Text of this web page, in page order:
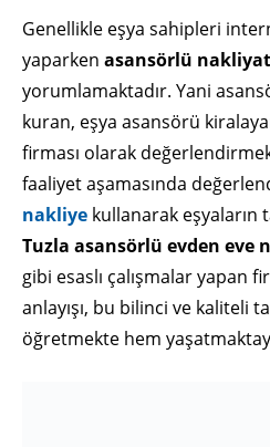
Genellikle eşya sahipleri
yaparken asansörlü nakliyat
yorumlamaktadır. Yani
kuran, eşya asansörü
firması olarak
faaliyet aşamasında
nakliye kullanarak eşyaların
Tuzla asansörlü evden eve
gibi esaslı çalışmalar yapan
anlayışı, bu bilinci ve kaliteli
öğretmekte hem